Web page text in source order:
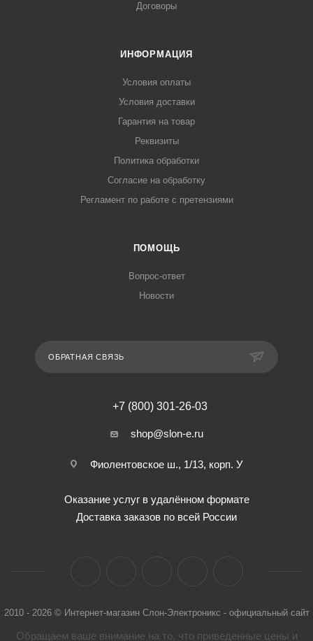
Договоры
ИНФОРМАЦИЯ
Условия оплаты
Условия доставки
Гарантия на товар
Реквизиты
Политика обработки
Согласие на обработку
Регламент по работе с претензиями
ПОМОЩЬ
Вопрос-ответ
Новости
ОБРАТНАЯ СВЯЗЬ
+7 (800) 301-26-03
shop@slon-e.ru
Фиолентовское ш., 1/13, корп. У
Оказание услуг в удалённом формате
Доставка заказов по всей России
2010 - 2026 © Интернет-магазин Слон-Электроникс - официальный сайт
Обращаем ваше внимание на то, что приведенные цены и